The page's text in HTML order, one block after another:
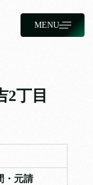
MENU
丁目
・元請